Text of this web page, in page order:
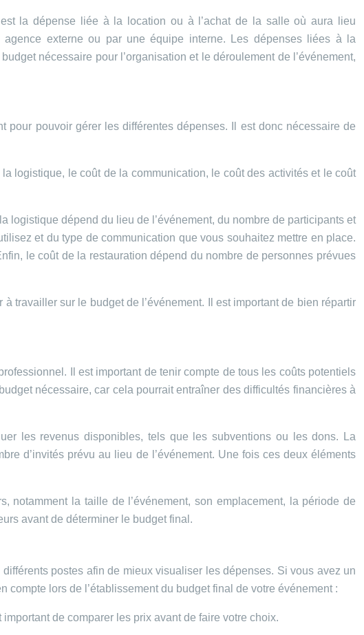
est la dépense liée à la location ou à l’achat de la salle où aura lieu
agence externe ou par une équipe interne. Les dépenses liées à la
nécessaire pour l’organisation et le déroulement de l’événement,
pour pouvoir gérer les différentes dépenses. Il est donc nécessaire de
logistique, le coût de la communication, le coût des activités et le coût
logistique dépend du lieu de l’événement, du nombre de participants et
et du type de communication que vous souhaitez mettre en place.
le coût de la restauration dépend du nombre de personnes prévues
travailler sur le budget de l’événement. Il est important de bien répartir
Il est important de tenir compte de tous les coûts potentiels
nécessaire, car cela pourrait entraîner des difficultés financières à
les revenus disponibles, tels que les subventions ou les dons. La
d’invités prévu au lieu de l’événement. Une fois ces deux éléments
notamment la taille de l’événement, son emplacement, la période de
avant de déterminer le budget final.
postes afin de mieux visualiser les dépenses. Si vous avez un
lors de l’établissement du budget final de votre événement :
de comparer les prix avant de faire votre choix.